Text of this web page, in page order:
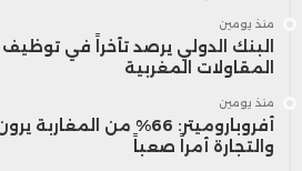
منذ يومين
البنك الدولي يرصد تأخراً في توظيف
المقاولات المغربية
منذ يومين
أفروباروميتر: 66% من
والتجارة أمراً صعباً